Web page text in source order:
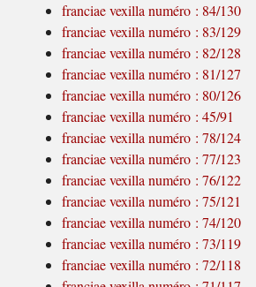
franciae vexilla numéro : 84/130
franciae vexilla numéro : 83/129
franciae vexilla numéro : 82/128
franciae vexilla numéro : 81/127
franciae vexilla numéro : 80/126
franciae vexilla numéro : 45/91
franciae vexilla numéro : 78/124
franciae vexilla numéro : 77/123
franciae vexilla numéro : 76/122
franciae vexilla numéro : 75/121
franciae vexilla numéro : 74/120
franciae vexilla numéro : 73/119
franciae vexilla numéro : 72/118